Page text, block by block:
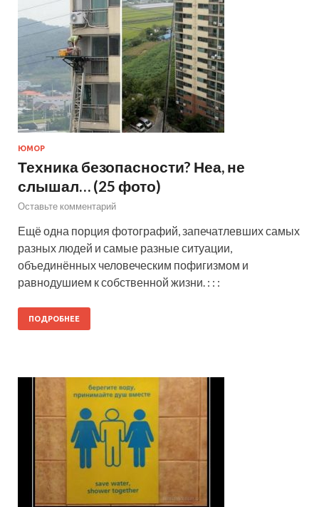
ЮМОР
Техника безопасности? Неа, не
слышал… (25 фото)
Оставьте комментарий
Ещё одна порция фотографий, запечатлевших самых
разных людей и самые разные ситуации,
объединённых человеческим пофигизмом и
равнодушием к собственной жизни. : : :
ПОДРОБНЕЕ